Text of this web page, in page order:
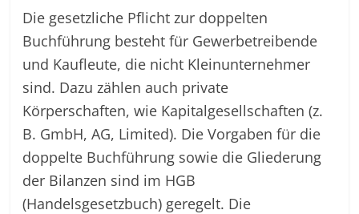
Die gesetzliche Pflicht zur doppelten
Buchführung besteht für Gewerbetreibende
und Kaufleute, die nicht Kleinunternehmer
sind. Dazu zählen auch private
Körperschaften, wie Kapitalgesellschaften (z.
B. GmbH, AG, Limited). Die Vorgaben für die
doppelte Buchführung sowie die Gliederung
der Bilanzen sind im HGB
(Handelsgesetzbuch) geregelt. Die